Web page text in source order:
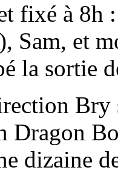
fixé à 8h
Sam, et
la sortie
Bry
Dragon
dizaine